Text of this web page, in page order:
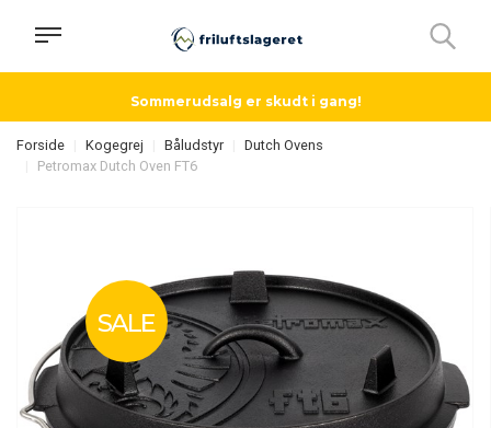
Sommerudsalg er skudt i gang!
Forside Kogegrej Båludstyr
Dutch Ovens
Petromax Dutch Oven FT6
SALE